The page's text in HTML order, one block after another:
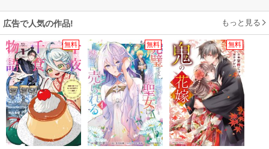
広告で人気の作品! もっと見る
無料 無料 無料